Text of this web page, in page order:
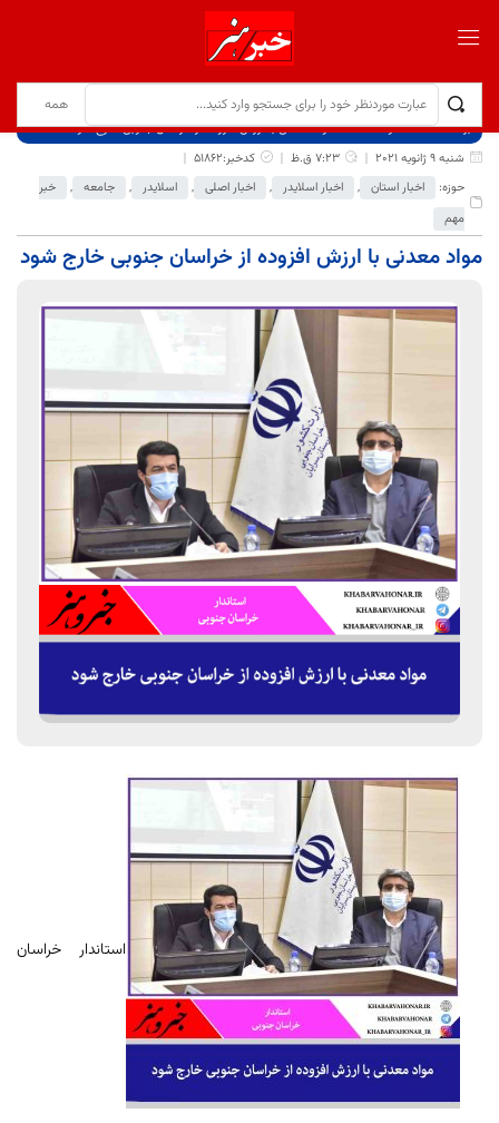
برگ نخست نوشته‌ها
مواد معدنی با ارزش افزوده از خراسان جنوبی خارج شود
شنبه 9 ژانویه 2021
7:23 ق.ظ
کدخبر:51862
حوزه:
اخبار استان , اخبار اسلایدر , اخبار اصلی , اسلایدر , جامعه ,
خبر
مهم
مواد معدنی با ارزش افزوده از خراسان جنوبی خارج شود
استاندار خراسان